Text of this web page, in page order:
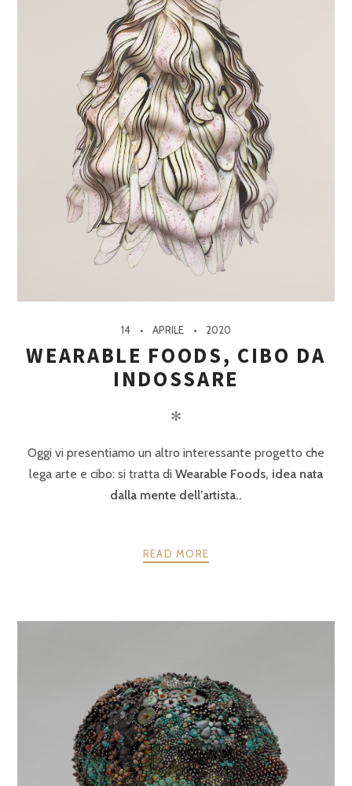
14 APRILE 2020
WEARABLE FOODS, CIBO DA
INDOSSARE
✻
Oggi vi presentiamo un altro interessante progetto che
lega arte e cibo: si tratta di Wearable Foods, idea nata
dalla mente dell’artista..
READ MORE